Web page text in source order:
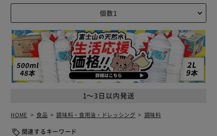
1～3日以内発送
HOME 食品 調味料・食用油・ドレッシング 調味料
関連するキーワード